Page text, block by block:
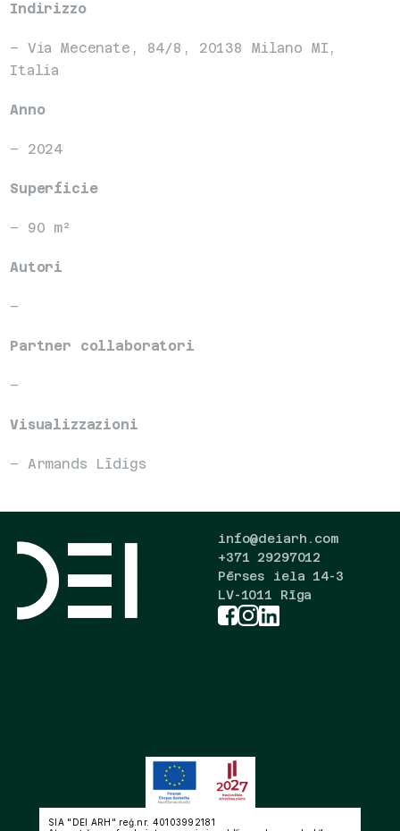
Indirizzo
– Via Mecenate, 84/8, 20138 Milano MI,
Italia
Anno
– 2024
Superficie
– 90 m²
Autori
–
Partner collaboratori
–
Visualizzazioni
– Armands Līdigs
info@deiarh.com
+371 29297012
Pērses iela 14-3
LV-1011 Rīga
SIA "DEI ARH" reģ.nr. 40103992181